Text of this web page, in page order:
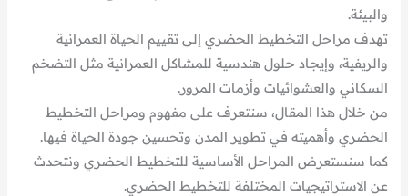
والبيئة.
تهدف مراحل التخطيط الحضري إلى تقييم الحياة العمرانية
والريفية، وإيجاد حلول هندسية للمشاكل العمرانية مثل التضخم
السكاني والعشوائيات وأزمات المرور.
من خلال هذا المقال، سنتعرف على مفهوم ومراحل التخطيط
الحضري وأهميته في تطوير المدن وتحسين جودة الحياة فيها.
كما سنستعرض المراحل الأساسية للتخطيط الحضري ونتحدث
عن الاستراتيجيات المختلفة للتخطيط الحضري.